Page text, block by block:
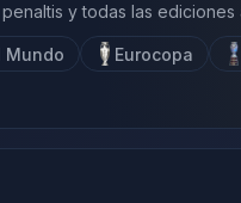
y todas las ediciones
Mundo Eurocopa